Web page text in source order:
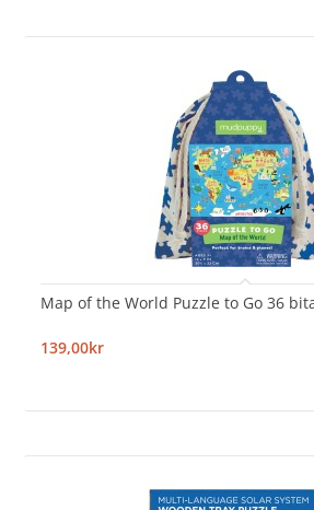
Map of the World Puzzle to Go 36
139,00kr